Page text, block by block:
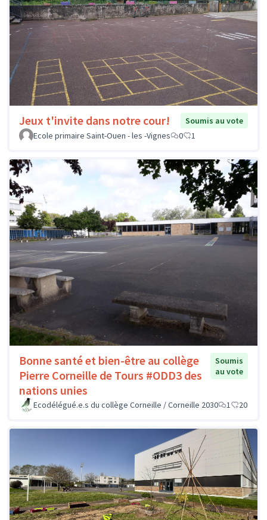
Jeux t'invite dans notre cour!
Soumis au vote
Ecole primaire Saint-Ouen - les -Vignes
0 1
Bonne santé et bien-être au collège
Pierre Corneille de Tours #ODD3 des
nations unies
Soumis
au vote
Ecodélégué.e.s du collège Corneille / Corneille 2030 1 20